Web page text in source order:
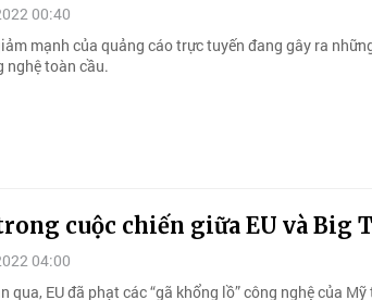
00:40
mạnh của quảng cáo trực tuyến đang gây ra
nghệ toàn cầu.
cuộc chiến giữa EU và Big
04:00
qua, EU đã phạt các “gã khổng lồ” công nghệ của